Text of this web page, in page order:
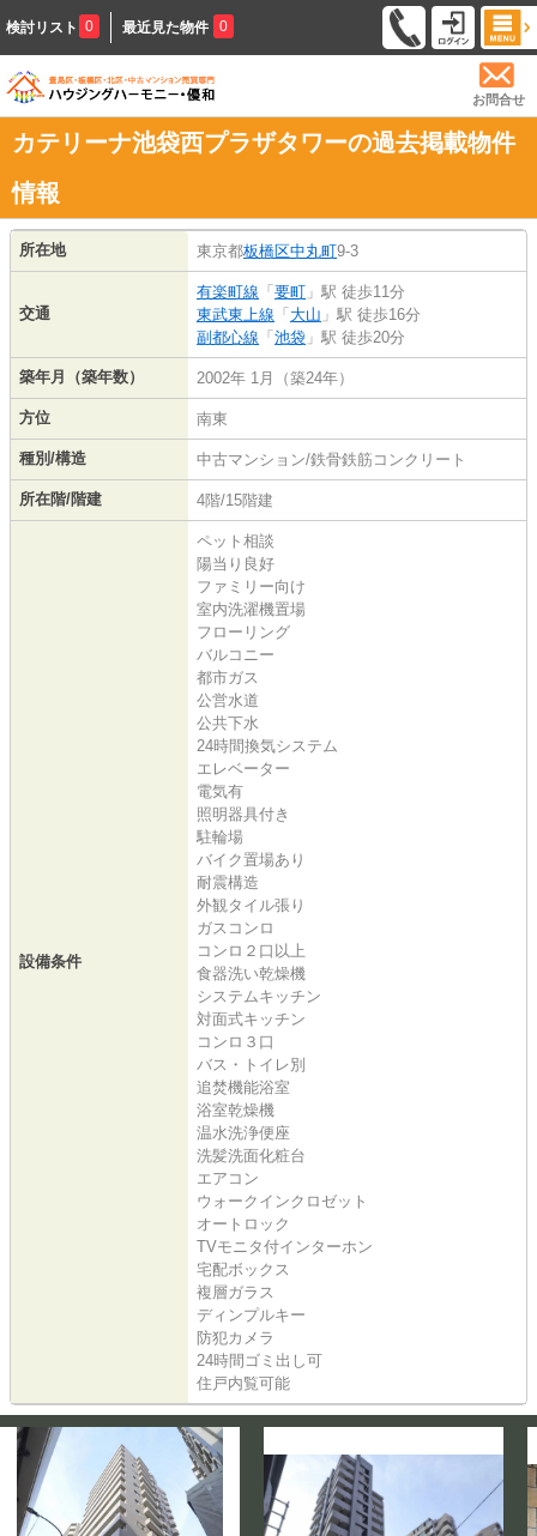
検討リスト 0 最近見た物件 0
お問合せ
カテリーナ池袋西プラザタワーの過去掲載物件
情報
所在地 東京都板橋区中丸町9-3
交通
有楽町線 「 要町 」駅 徒歩11分
東武東上線 「 大山 」駅 徒歩16分
副都心線 「 池袋 」駅 徒歩20分
築年月（築年数） 2002年 1月（築24年）
方位 南東
種別/構造 中古マンション/鉄骨鉄筋コンクリート
所在階/階建 4階/15階建
設備条件
ペット相談
陽当り良好
ファミリー向け
室内洗濯機置場
フローリング
バルコニー
都市ガス
公営水道
公共下水
24時間換気システム
エレベーター
電気有
照明器具付き
駐輪場
バイク置場あり
耐震構造
外観タイル張り
ガスコンロ
コンロ２口以上
食器洗い乾燥機
システムキッチン
対面式キッチン
コンロ３口
バス・トイレ別
追焚機能浴室
浴室乾燥機
温水洗浄便座
洗髪洗面化粧台
エアコン
ウォークインクロゼット
オートロック
TVモニタ付インターホン
宅配ボックス
複層ガラス
ディンプルキー
防犯カメラ
24時間ゴミ出し可
住戸内覧可能